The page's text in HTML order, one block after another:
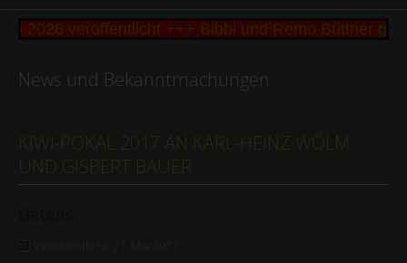
veröffentlicht +++ Bibbi und Remo Büttner
News und Bekanntmachungen